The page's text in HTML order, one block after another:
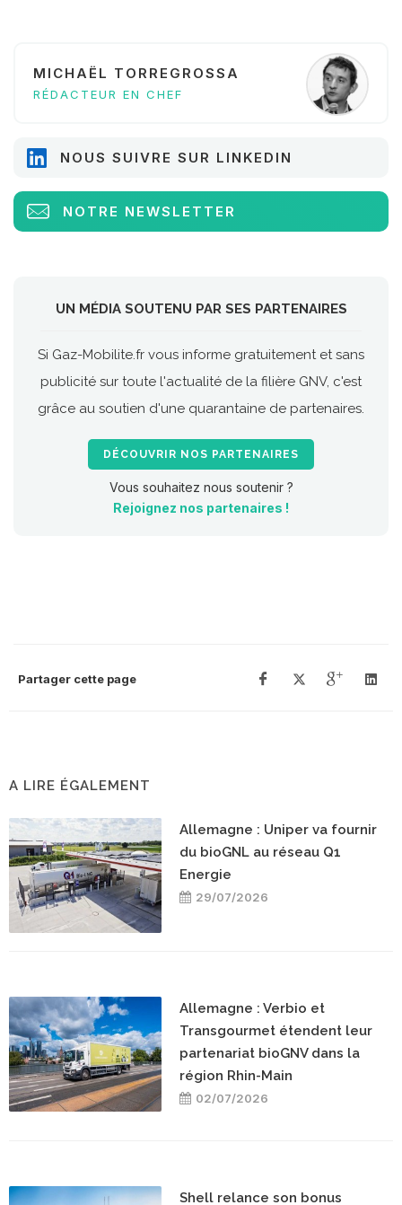
MICHAËL TORREGROSSA
RÉDACTEUR EN CHEF
NOUS SUIVRE SUR LINKEDIN
NOTRE NEWSLETTER
UN MÉDIA SOUTENU PAR SES PARTENAIRES
Si Gaz-Mobilite.fr vous informe gratuitement et sans
publicité sur toute l'actualité de la filière GNV, c'est
grâce au soutien d'une quarantaine de partenaires.
DÉCOUVRIR NOS PARTENAIRES
Vous souhaitez nous soutenir ?
Rejoignez nos partenaires !
Partager cette page
A LIRE ÉGALEMENT
Allemagne : Uniper va fournir
du bioGNL au réseau Q1
Energie
29/07/2026
Allemagne : Verbio et
Transgourmet étendent leur
partenariat bioGNV dans la
région Rhin-Main
02/07/2026
Shell relance son bonus